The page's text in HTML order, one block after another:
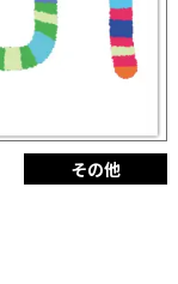
その他